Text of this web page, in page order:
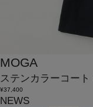
MOGA
ステンカラーコート
¥37,400
NEWS